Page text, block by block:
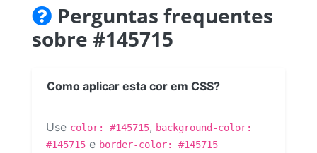
Perguntas frequentes
sobre #145715
Como aplicar esta cor em CSS?
Use color: #145715, background-color:
#145715 e border-color: #145715